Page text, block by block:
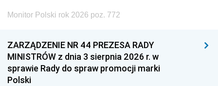
1996 1995 1994
1993 1992 1991
1990
Monitor Polski rok 2026 poz. 772
ZARZĄDZENIE NR 44 PREZESA RADY
MINISTRÓW z dnia 3 sierpnia 2026 r. w
sprawie Rady do spraw promocji marki
Polski